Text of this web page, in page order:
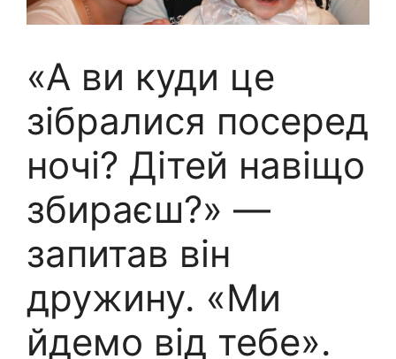
«А ви куди це
зібралися посеред
ночі? Дітей навіщо
збираєш?» —
запитав він
дружину. «Ми
йдемо від тебе».